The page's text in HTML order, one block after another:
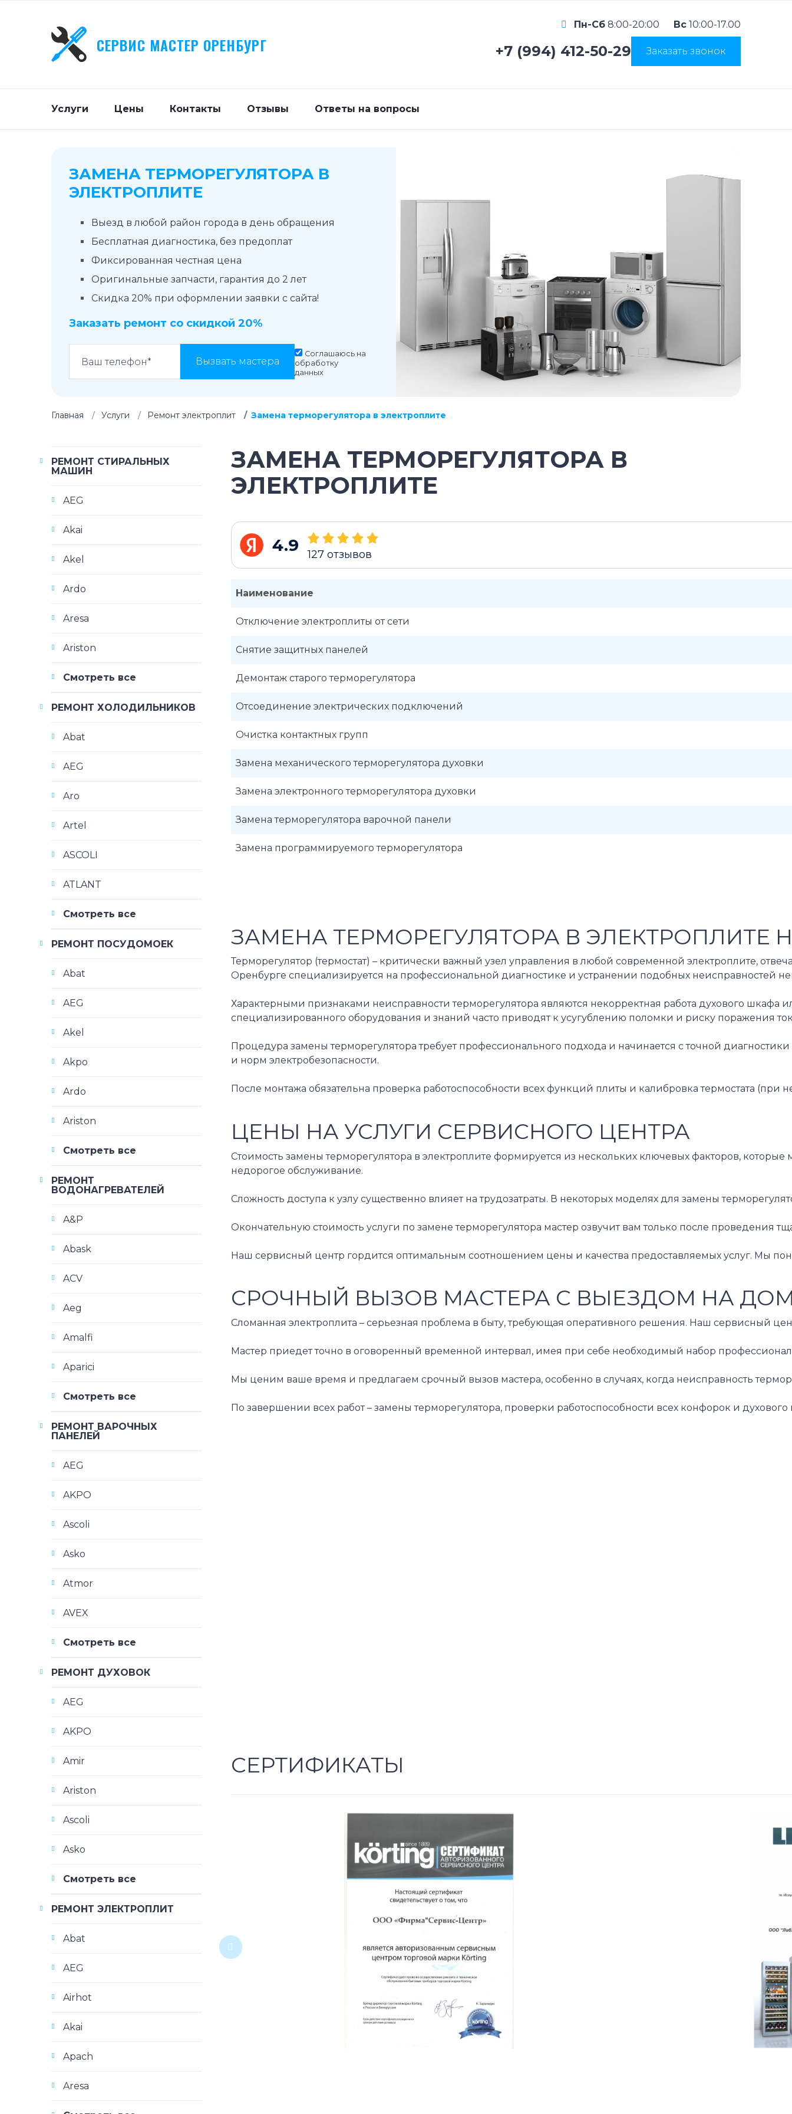
СЕРВИС МАСТЕР ОРЕНБУРГ
Пн-Сб 8:00-20:00 Вс 10:00-17.00
+7 (994) 412-50-29 Заказать звонок
Услуги Цены Контакты Отзывы Ответы на вопросы
ЗАМЕНА ТЕРМОРЕГУЛЯТОРА В
ЭЛЕКТРОПЛИТЕ
Выезд в любой район города в день обращения
Бесплатная диагностика, без предоплат
Фиксированная честная цена
Оригинальные запчасти, гарантия до 2 лет
Скидка 20% при оформлении заявки с сайта!
Заказать ремонт со скидкой 20%
Вызвать мастера
Соглашаюсь на
обработку
данных
Главная Услуги Ремонт электроплит Замена терморегулятора в электроплите
ЗАМЕНА ТЕРМОРЕГУЛЯТОРА В
ЭЛЕКТРОПЛИТЕ
4.9 127 отзывов
Наименование
Отключение электроплиты от сети
Снятие защитных панелей
Демонтаж старого терморегулятора
Отсоединение электрических подключений
Очистка контактных групп
Замена механического терморегулятора духовки
Замена электронного терморегулятора духовки
Замена терморегулятора варочной панели
Замена программируемого терморегулятора
ЗАМЕНА ТЕРМОРЕГУЛЯТОРА В ЭЛЕКТРОПЛИТЕ
Терморегулятор (термостат) – критически важный узел управления в любой современной электроплите,
Оренбурге специализируется на профессиональной диагностике и устранении подобных неисправностей
Характерными признаками неисправности терморегулятора являются некорректная работа духового
специализированного оборудования и знаний часто приводят к усугублению поломки и риску поражения
Процедура замены терморегулятора требует профессионального подхода и начинается с точной
и норм электробезопасности.
После монтажа обязательна проверка работоспособности всех функций плиты и калибровка термостата
ЦЕНЫ НА УСЛУГИ СЕРВИСНОГО ЦЕНТРА
Стоимость замены терморегулятора в электроплите формируется из нескольких ключевых факторов,
недорогое обслуживание.
Сложность доступа к узлу существенно влияет на трудозатраты. В некоторых моделях для замены
Окончательную стоимость услуги по замене терморегулятора мастер озвучит вам только после
Наш сервисный центр гордится оптимальным соотношением цены и качества предоставляемых услуг. Мы
СРОЧНЫЙ ВЫЗОВ МАСТЕРА С ВЫЕЗДОМ НА
Сломанная электроплита – серьезная проблема в быту, требующая оперативного решения. Наш сервисный
Мастер приедет точно в оговоренный временной интервал, имея при себе необходимый набор
Мы ценим ваше время и предлагаем срочный вызов мастера, особенно в случаях, когда неисправность
По завершении всех работ – замены терморегулятора, проверки работоспособности всех конфорок и
СЕРТИФИКАТЫ
РЕМОНТ СТИРАЛЬНЫХ
МАШИН
AEG
Akai
Akel
Ardo
Aresa
Ariston
Смотреть все
РЕМОНТ ХОЛОДИЛЬНИКОВ
Abat
AEG
Aro
Artel
ASCOLI
ATLANT
Смотреть все
РЕМОНТ ПОСУДОМОЕК
Abat
AEG
Akel
Akpo
Ardo
Ariston
Смотреть все
РЕМОНТ
ВОДОНАГРЕВАТЕЛЕЙ
A&P
Abask
ACV
Aeg
Amalfi
Aparici
Смотреть все
РЕМОНТ ВАРОЧНЫХ
ПАНЕЛЕЙ
AEG
AKPO
Ascoli
Asko
Atmor
AVEX
Смотреть все
РЕМОНТ ДУХОВОК
AEG
AKPO
Amir
Ariston
Ascoli
Asko
Смотреть все
РЕМОНТ ЭЛЕКТРОПЛИТ
Abat
AEG
Airhot
Akai
Apach
Aresa